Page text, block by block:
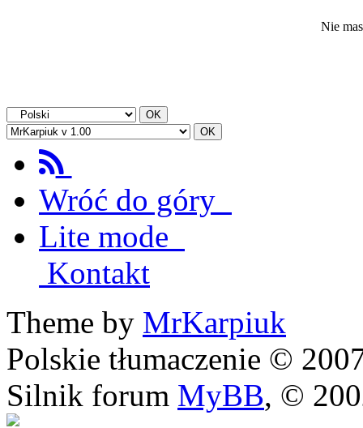
Nie
Wróć do góry
Lite mode
Kontakt
Theme by MrKarpiuk
Polskie tłumaczenie ©
Silnik forum MyBB, ©